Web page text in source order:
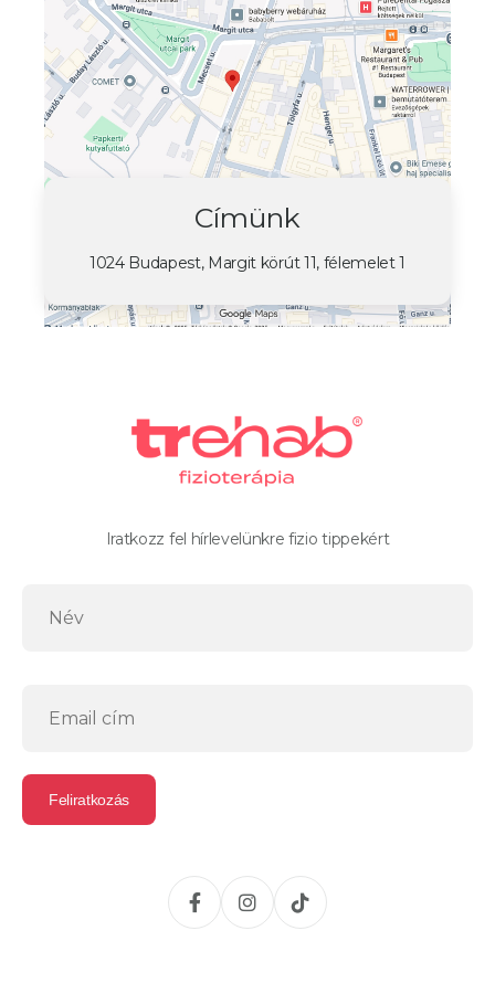
Címünk
1024 Budapest, Margit körút 11, félemelet 1
Iratkozz fel hírlevelünkre fizio tippekért